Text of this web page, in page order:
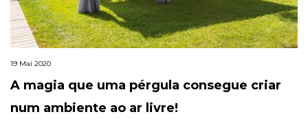
19 Mai 2020
A magia que uma pérgula consegue criar
num ambiente ao ar livre!